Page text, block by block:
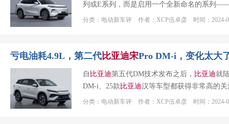
列或E系列，而是启用一个全新命名的系列
分类：电动新车评 作者：XCP伍卓彦 时间：2024-
亏电油耗4.9L，第二代比亚迪宋Pro DM-i，变化太大
自 比亚迪第五代DM技术发布之后， 比亚迪就
DM-i、25款 比亚迪汉等车型都获得非常高的
分类：电动新车评 作者：XCP伍卓彦 时间：2024-